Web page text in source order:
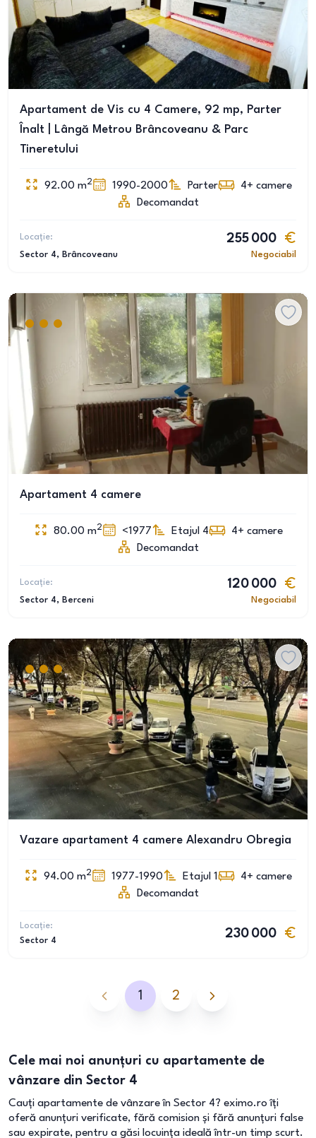
Apartament de Vis cu 4 Camere, 92 mp, Parter
Înalt | Lângă Metrou Brâncoveanu & Parc
Tineretului
92.00 m2 1990-2000 Parter 4+ camere
Decomandat
Locație:
Sector 4, Brâncoveanu
255 000
Negociabil
Apartament 4 camere
80.00 m2 <1977 Etajul 4 4+ camere
Decomandat
Locație:
Sector 4, Berceni
120 000
Negociabil
Vazare apartament 4 camere Alexandru Obregia
94.00 m2 1977-1990 Etajul 1 4+ camere
Decomandat
Locație:
Sector 4
230 000
1 2
Cele mai noi anunțuri cu apartamente de
vânzare din Sector 4
Cauți apartamente de vânzare în Sector 4? eximo.ro îți
oferă anunțuri verificate, fără comision și fără anunțuri false
sau expirate, pentru a găsi locuința ideală într-un timp scurt.